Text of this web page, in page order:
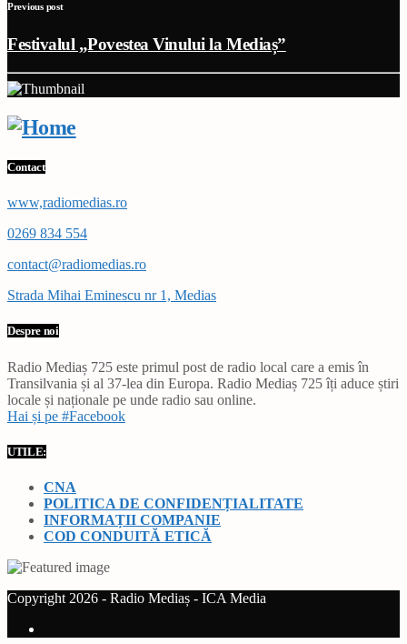
Previous post
Festivalul „Povestea Vinului la Mediaș”
Contact
www,radiomedias.ro
0269 834 554
contact@radiomedias.ro
Strada Mihai Eminescu nr 1, Medias
Despre noi
Radio Mediaș 725 este primul post de radio local care a emis în
Transilvania și al 37-lea din Europa. Radio Mediaș 725 îți aduce știri
locale și naționale pe unde radio sau online.
Hai și pe #Facebook
UTILE:
CNA
POLITICA DE CONFIDENȚIALITATE
INFORMAȚII COMPANIE
COD CONDUITĂ ETICĂ
Copyright 2026 - Radio Mediaș - ICA Media